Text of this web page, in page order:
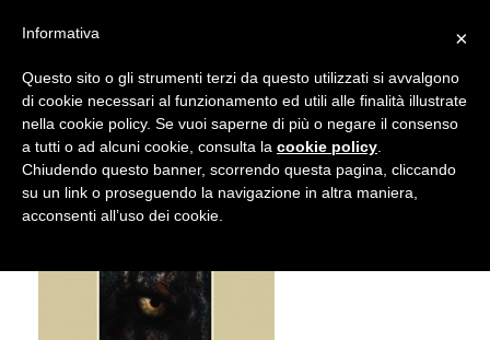
×
Informativa
Questo sito o gli strumenti terzi da questo utilizzati si avvalgono
di cookie necessari al funzionamento ed utili alle finalità illustrate
nella cookie policy. Se vuoi saperne di più o negare il consenso
a tutti o ad alcuni cookie, consulta la cookie policy
Chiudendo questo banner, scorrendo questa pagina, cliccando
su un link o proseguendo la navigazione in altra maniera,
acconsenti all’uso dei cookie.